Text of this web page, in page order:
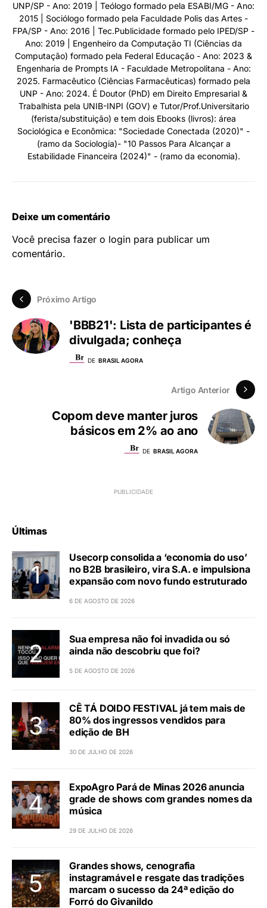
UNP/SP - Ano: 2019 | Teólogo formado pela ESABI/MG - Ano:
2015 | Sociólogo formado pela Faculdade Polis das Artes -
FPA/SP - Ano: 2016 | Tec.Publicidade formado pelo IPED/SP -
Ano: 2019 | Engenheiro da Computação TI (Ciências da
Computação) formado pela Federal Educação - Ano: 2023 &
Engenharia de Prompts IA - Faculdade Metropolitana - Ano:
2025. Farmacêutico (Ciências Farmacêuticas) formado pela
UNP - Ano: 2024. É Doutor (PhD) em Direito Empresarial &
Trabalhista pela UNIB-INPI (GOV) e Tutor/Prof.Universitario
(ferista/substituição) e tem dois Ebooks (livros): área
Sociológica e Econômica: "Sociedade Conectada (2020)" -
(ramo da Sociologia)- "10 Passos Para Alcançar a
Estabilidade Financeira (2024)" - (ramo da economia).
Deixe um comentário
Você precisa fazer o login para publicar um
comentário.
Próximo Artigo
'BBB21': Lista de participantes é
divulgada; conheça
DE BRASIL AGORA
Artigo Anterior
Copom deve manter juros
básicos em 2% ao ano
DE BRASIL AGORA
Últimas
Usecorp consolida a ‘economia do uso’
no B2B brasileiro, vira S.A. e impulsiona
expansão com novo fundo estruturado
6 DE AGOSTO DE 2026
Sua empresa não foi invadida ou só
ainda não descobriu que foi?
5 DE AGOSTO DE 2026
CÊ TÁ DOIDO FESTIVAL já tem mais de
80% dos ingressos vendidos para
edição de BH
30 DE JULHO DE 2026
ExpoAgro Pará de Minas 2026 anuncia
grade de shows com grandes nomes da
música
29 DE JULHO DE 2026
Grandes shows, cenografia
instagramável e resgate das tradições
marcam o sucesso da 24ª edição do
Forró do Givanildo